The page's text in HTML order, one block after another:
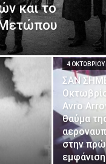
και το
4 ΟΚΤΩΒΡΊΟΥ
ΣΑΝ
Avro
θαύμα
στην
εμφάνιση